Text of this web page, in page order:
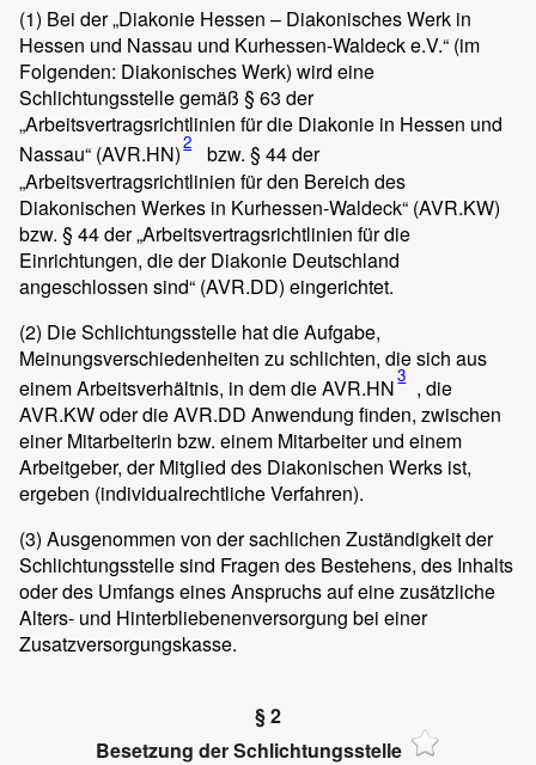
(1) Bei der „Diakonie Hessen – Diakonisches Werk in
Hessen und Nassau und Kurhessen-Waldeck e.V.“ (im
Folgenden: Diakonisches Werk) wird eine
Schlichtungsstelle gemäß § 63 der
„Arbeitsvertragsrichtlinien für die Diakonie in Hessen und
Nassau“ (AVR.HN)2
bzw. § 44 der
„Arbeitsvertragsrichtlinien für den Bereich des
Diakonischen Werkes in Kurhessen-Waldeck“ (AVR.KW)
bzw. § 44 der „Arbeitsvertragsrichtlinien für die
Einrichtungen, die der Diakonie Deutschland
angeschlossen sind“ (AVR.DD) eingerichtet.
(2) Die Schlichtungsstelle hat die Aufgabe,
Meinungsverschiedenheiten zu schlichten, die sich aus
einem Arbeitsverhältnis, in dem die AVR.HN3 , die
AVR.KW oder die AVR.DD Anwendung finden, zwischen
einer Mitarbeiterin bzw. einem Mitarbeiter und einem
Arbeitgeber, der Mitglied des Diakonischen Werks ist,
ergeben (individualrechtliche Verfahren).
(3) Ausgenommen von der sachlichen Zuständigkeit der
Schlichtungsstelle sind Fragen des Bestehens, des Inhalts
oder des Umfangs eines Anspruchs auf eine zusätzliche
Alters- und Hinterbliebenenversorgung bei einer
Zusatzversorgungskasse.
§ 2
Besetzung der Schlichtungsstelle